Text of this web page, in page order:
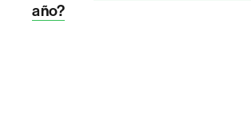
año?